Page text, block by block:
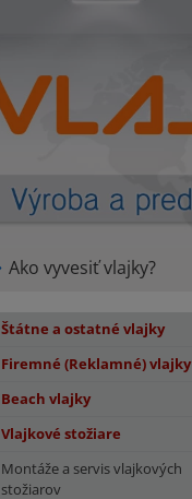
Ako vyvesiť vlajky?
Štátne a ostatné vlajky
Firemné (Reklamné) vlajky
Beach vlajky
Vlajkové stožiare
Montáže a servis vlajkových
stožiarov